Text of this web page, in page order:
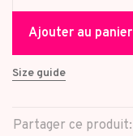
Ajouter au panier
Size guide
Partager ce produit: